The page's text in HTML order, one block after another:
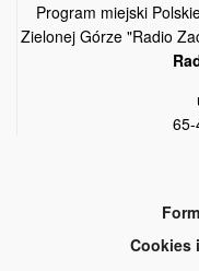
Program miejski
Zielonej Górze "Radio
Cookies